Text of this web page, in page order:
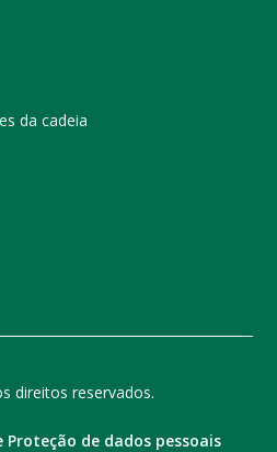
da cadeia
direitos reservados.
Proteção de dados pessoais